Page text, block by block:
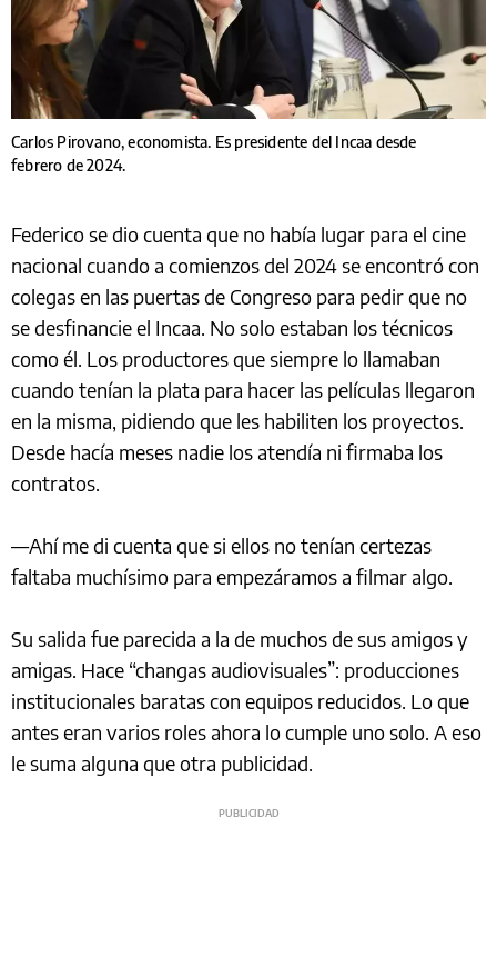
Carlos Pirovano, economista. Es presidente del Incaa desde
febrero de 2024.
Federico se dio cuenta que no había lugar para el cine
nacional cuando a comienzos del 2024 se encontró con
colegas en las puertas de Congreso para pedir que no
se desfinancie el Incaa. No solo estaban los técnicos
como él. Los productores que siempre lo llamaban
cuando tenían la plata para hacer las películas llegaron
en la misma, pidiendo que les habiliten los proyectos.
Desde hacía meses nadie los atendía ni firmaba los
contratos.
—Ahí me di cuenta que si ellos no tenían certezas
faltaba muchísimo para empezáramos a filmar algo.
Su salida fue parecida a la de muchos de sus amigos y
amigas. Hace “changas audiovisuales”: producciones
institucionales baratas con equipos reducidos. Lo que
antes eran varios roles ahora lo cumple uno solo. A eso
le suma alguna que otra publicidad.